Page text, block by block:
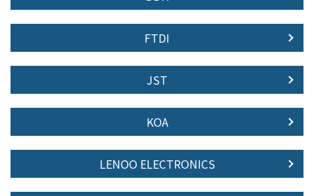
FTDI
JST
KOA
LENOO ELECTRONICS